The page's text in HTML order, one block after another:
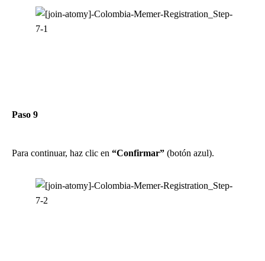
Paso 9
Para continuar, haz clic en “Confirmar” (botón azul).